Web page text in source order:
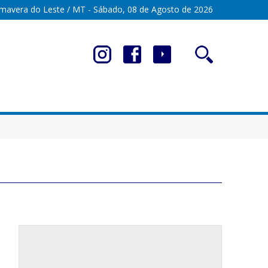
do Leste / MT - Sábado, 08 de Agosto de 2026